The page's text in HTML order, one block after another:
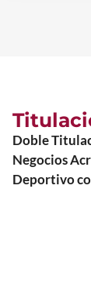
Doble
Negocios
Deportivo